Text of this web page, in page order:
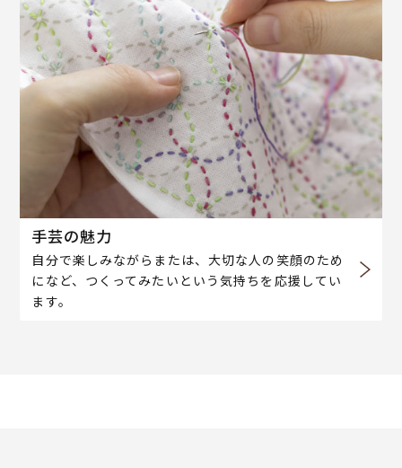
手芸の魅力
自分で楽しみながらまたは、大切な人の笑顔のため
になど、つくってみたいという気持ちを応援してい
ます。